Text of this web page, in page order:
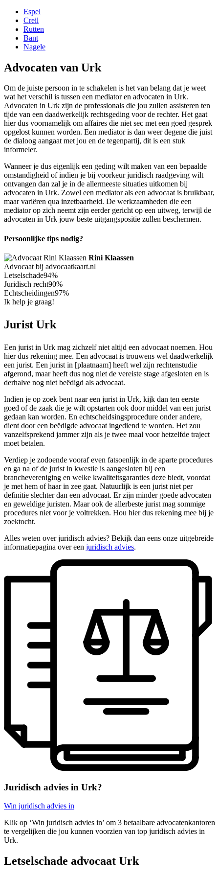
Espel
Creil
Rutten
Bant
Nagele
Advocaten van Urk
Om de juiste persoon in te schakelen is het van belang dat je weet
wat het verschil is tussen een mediator en advocaten in Urk.
Advocaten in Urk zijn de professionals die jou zullen assisteren ten
tijde van een daadwerkelijk rechtsgeding voor de rechter. Het gaat
hier dus voornamelijk om affaires die niet sec met een goed gesprek
opgelost kunnen worden. Een mediator is dan weer degene die juist
de dialoog aangaat met jou en de tegenpartij, dit is een stuk
informeler.
Wanneer je dus eigenlijk een geding wilt maken van een bepaalde
omstandigheid of indien je bij voorkeur juridisch raadgeving wilt
ontvangen dan zal je in de allermeeste situaties uitkomen bij
advocaten in Urk. Zowel een mediator als een advocaat is bruikbaar,
maar variëren qua inzetbaarheid. De werkzaamheden die een
mediator op zich neemt zijn eerder gericht op een uitweg, terwijl de
advocaten in Urk jouw beste uitgangspositie zullen beschermen.
Persoonlijke tips nodig?
Rini Klaassen
Advocaat bij advocaatkaart.nl
Letselschade94%
Juridisch recht90%
Echtscheidingen97%
Ik help je graag!
Jurist Urk
Een jurist in Urk mag zichzelf niet altijd een advocaat noemen. Hou
hier dus rekening mee. Een advocaat is trouwens wel daadwerkelijk
een jurist. Een jurist in [plaatnaam] heeft wel zijn rechtenstudie
afgerond, maar heeft dus nog niet de vereiste stage afgesloten en is
derhalve nog niet beëdigd als advocaat.
Indien je op zoek bent naar een jurist in Urk, kijk dan ten eerste
goed of de zaak die je wilt opstarten ook door middel van een jurist
gedaan kan worden. En echtscheidsingsprocedure onder andere,
dient door een beëdigde advocaat ingediend te worden. Het zou
vanzelfsprekend jammer zijn als je twee maal voor hetzelfde traject
moet betalen.
Verdiep je zodoende vooraf even fatsoenlijk in de aparte procedures
en ga na of de jurist in kwestie is aangesloten bij een
branchevereniging en welke kwaliteitsgaranties deze biedt, voordat
je met hem of haar in zee gaat. Natuurlijk is een jurist niet per
definitie slechter dan een advocaat. Er zijn minder goede advocaten
en geweldige juristen. Maar ook de allerbeste jurist mag sommige
procedures niet voor je voltrekken. Hou hier dus rekening mee bij je
zoektocht.
Alles weten over juridisch advies? Bekijk dan eens onze uitgebreide
informatiepagina over een juridisch advies.
Juridisch advies in Urk?
Win juridisch advies in
Klik op ‘Win juridisch advies in’ om 3 betaalbare advocatenkantoren
te vergelijken die jou kunnen voorzien van top juridisch advies in
Urk.
Letselschade advocaat Urk